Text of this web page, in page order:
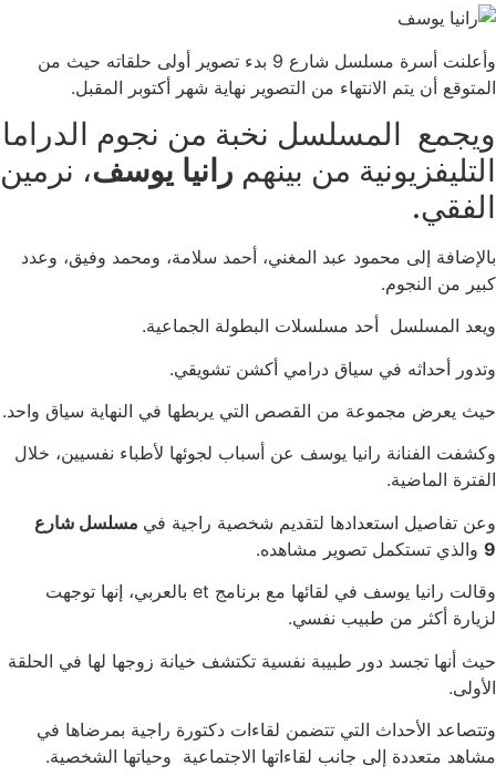
وأعلنت أسرة مسلسل شارع 9 بدء تصوير أولى حلقاته حيث من
المتوقع أن يتم الانتهاء من التصوير نهاية شهر أكتوبر المقبل.
ويجمع المسلسل نخبة من نجوم الدراما
التليفزيونية من بينهم رانيا يوسف، نرمين
الفقي.
بالإضافة إلى محمود عبد المغني، أحمد سلامة، ومحمد وفيق، وعدد
كبير من النجوم.
ويعد المسلسل أحد مسلسلات البطولة الجماعية.
وتدور أحداثه في سياق درامي أكشن تشويقي.
حيث يعرض مجموعة من القصص التي يربطها في النهاية سياق واحد.
وكشفت الفنانة رانيا يوسف عن أسباب لجوئها لأطباء نفسيين، خلال
الفترة الماضية.
وعن تفاصيل استعدادها لتقديم شخصية راجية في مسلسل شارع
9 والذي تستكمل تصوير مشاهده.
وقالت رانيا يوسف في لقائها مع برنامج et بالعربي، إنها توجهت
لزيارة أكثر من طبيب نفسي.
حيث أنها تجسد دور طبيبة نفسية تكتشف خيانة زوجها لها في الحلقة
الأولى.
وتتصاعد الأحداث التي تتضمن لقاءات دكتورة راجية بمرضاها في
مشاهد متعددة إلى جانب لقاءاتها الاجتماعية وحياتها الشخصية.